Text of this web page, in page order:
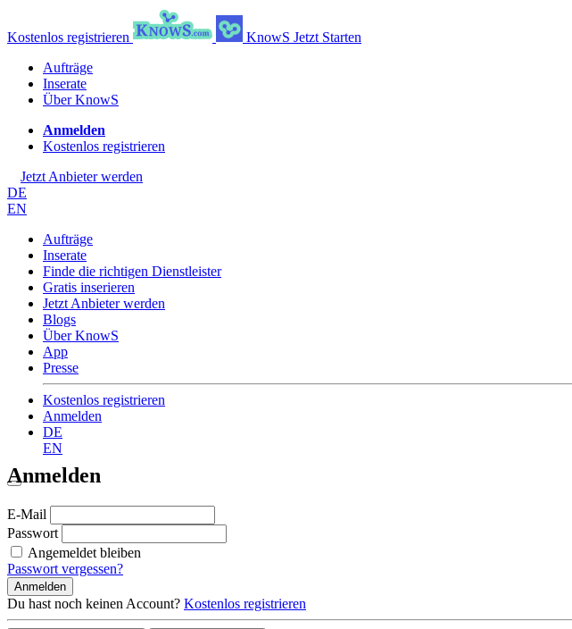
Kostenlos registrieren KnowS Jetzt Starten
Aufträge
Inserate
Über KnowS
Anmelden
Kostenlos registrieren
Jetzt Anbieter werden
DE
EN
Aufträge
Inserate
Finde die richtigen Dienstleister
Gratis inserieren
Jetzt Anbieter werden
Blogs
Über KnowS
App
Presse
Kostenlos registrieren
Anmelden
DE
EN
Anmelden
E-Mail
Passwort
Angemeldet bleiben
Passwort vergessen?
Anmelden
Du hast noch keinen Account? Kostenlos registrieren